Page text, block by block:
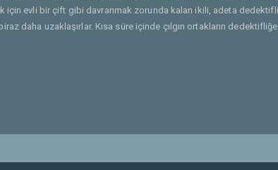
için evli bir çift gibi davranmak zorunda kalan ikili, adeta
daha uzaklaşırlar. Kısa süre içinde çılgın ortakların dedektifliğe